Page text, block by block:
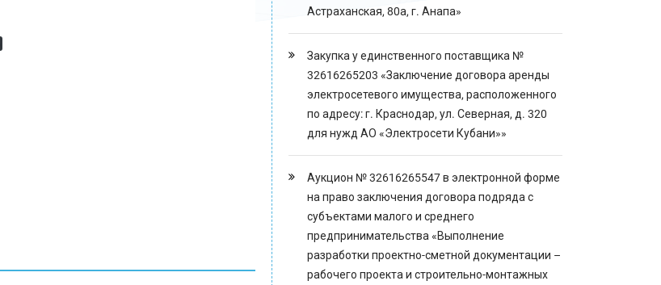
Астраханская, 80а, г. Анапа»
Закупка у единственного поставщика №
32616265203 «Заключение договора аренды
электросетевого имущества, расположенного
по адресу: г. Краснодар, ул. Северная, д. 320
для нужд АО «Электросети Кубани»»
Аукцион № 32616265547 в электронной форме
на право заключения договора подряда с
субъектами малого и среднего
предпринимательства «Выполнение
разработки проектно-сметной документации –
рабочего проекта и строительно-монтажных